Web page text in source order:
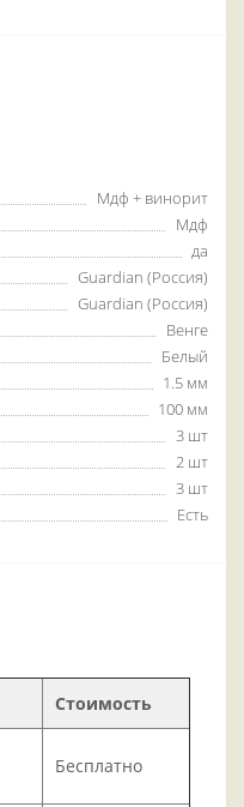
Мдф + винорит
Мдф
да
Guardian (Россия)
Guardian (Россия)
Венге
Белый
1.5 мм
100 мм
3 шт
2 шт
3 шт
Есть
Стоимость
Бесплатно